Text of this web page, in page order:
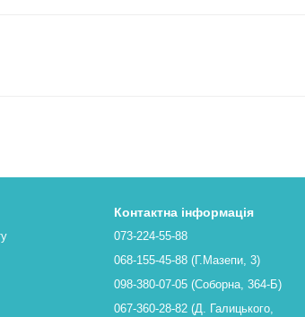
Контактна інформація
073-224-55-88
068-155-45-88 (Г.Мазепи, 3)
098-380-07-05 (Соборна, 364-Б)
067-360-28-82 (Д. Галицького,